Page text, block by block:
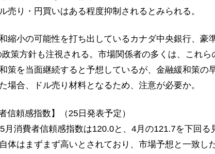
売り・円買いはある程度抑制されるとみられる。
縮小の可能性を打ち出しているカナダ中央銀行、豪
策方針も注視される。市場関係者の多くは、これら
策を当面継続すると予想しているが、金融緩和策の
場合、ドル売り材料となるため、注意が必要か。
信頼感指数】（25日発表予定）
消費者信頼感指数は120.0と、4月の121.7を下回る
体はまずまず高いとされており、市場予想と一致し